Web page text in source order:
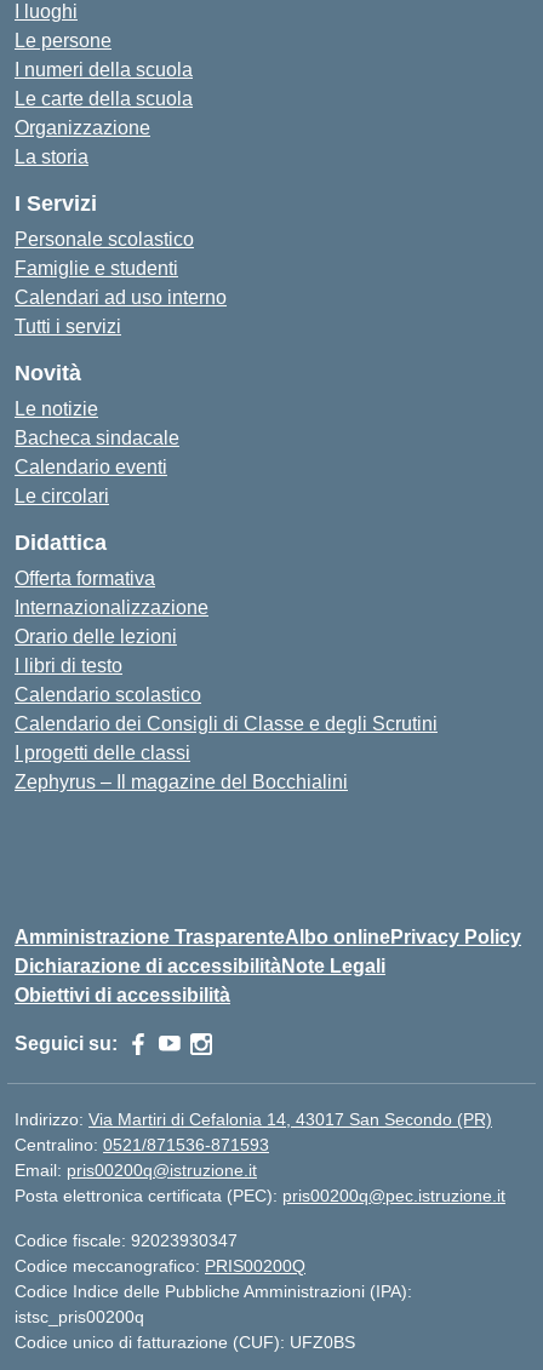
I luoghi
Le persone
I numeri della scuola
Le carte della scuola
Organizzazione
La storia
I Servizi
Personale scolastico
Famiglie e studenti
Calendari ad uso interno
Tutti i servizi
Novità
Le notizie
Bacheca sindacale
Calendario eventi
Le circolari
Didattica
Offerta formativa
Internazionalizzazione
Orario delle lezioni
I libri di testo
Calendario scolastico
Calendario dei Consigli di Classe e degli Scrutini
I progetti delle classi
Zephyrus – Il magazine del Bocchialini
Amministrazione TrasparenteAlbo onlinePrivacy Policy
Dichiarazione di accessibilitàNote Legali
Obiettivi di accessibilità
Seguici su:
Indirizzo: Via Martiri di Cefalonia 14, 43017 San Secondo (PR)
Centralino: 0521/871536-871593
Email: pris00200q@istruzione.it
Posta elettronica certificata (PEC): pris00200q@pec.istruzione.it
Codice fiscale: 92023930347
Codice meccanografico: PRIS00200Q
Codice Indice delle Pubbliche Amministrazioni (IPA):
istsc_pris00200q
Codice unico di fatturazione (CUF): UFZ0BS